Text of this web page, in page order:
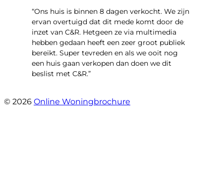
“Ons huis is binnen 8 dagen verkocht. We zijn
ervan overtuigd dat dit mede komt door de
inzet van C&R. Hetgeen ze via multimedia
hebben gedaan heeft een zeer groot publiek
bereikt. Super tevreden en als we ooit nog
een huis gaan verkopen dan doen we dit
beslist met C&R.”
© 2026 Online Woningbrochure